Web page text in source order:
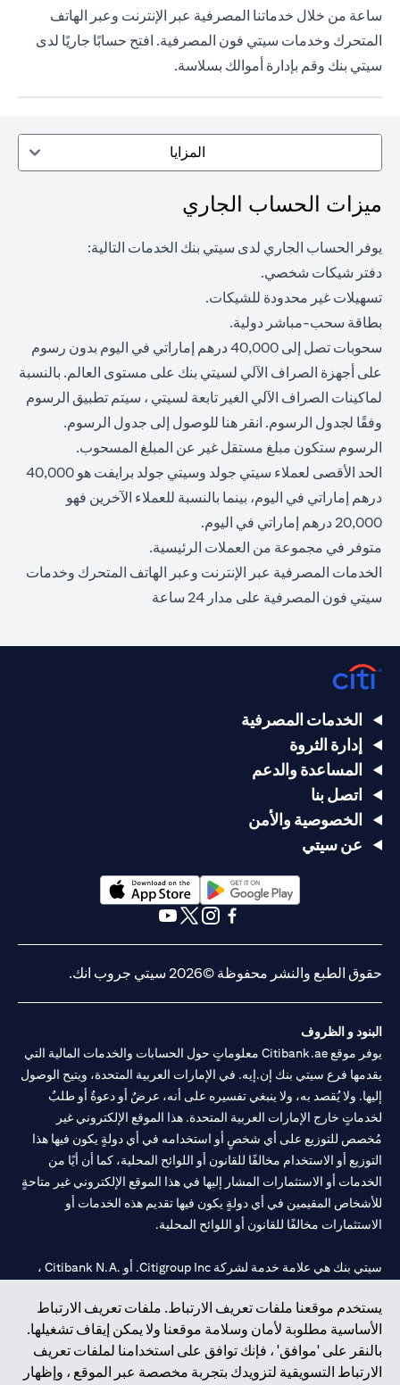
ساعة من خلال خدماتنا المصرفية عبر الإنترنت وعبر الهاتف
المتحرك وخدمات سيتي فون المصرفية. افتح حسابًا جاريًا لدى
سيتي بنك وقم بإدارة أموالك بسلاسة.
المزايا
ميزات الحساب الجاري
يوفر الحساب الجاري لدى سيتي بنك الخدمات التالية:
دفتر شيكات شخصي.
تسهيلات غير محدودة للشيكات.
بطاقة سحب-مباشر دولية.
سحوبات تصل إلى 40,000 درهم إماراتي في اليوم بدون رسوم
على أجهزة الصراف الآلي لسيتي بنك على مستوى العالم. بالنسبة
لماكينات الصراف الآلي الغير تابعة لسيتي ، سيتم تطبيق الرسوم
وفقًا لجدول الرسوم. انقر هنا opens in a new tab
للوصول إلى جدول الرسوم.
الرسوم ستكون مبلغ مستقل غير عن المبلغ المسحوب.
الحد الأقصى لعملاء سيتي جولد وسيتي جولد برايفت هو 40,000
درهم إماراتي في اليوم، بينما بالنسبة للعملاء الآخرين فهو
20,000 درهم إماراتي في اليوم.
متوفر في مجموعة من العملات الرئيسية.
الخدمات المصرفية عبر الإنترنت وعبر الهاتف المتحرك وخدمات
سيتي فون المصرفية على مدار 24 ساعة
يستخدم موقعنا ملفات تعريف الارتباط. ملفات تعريف الارتباط
الأساسية مطلوبة لأمان وسلامة موقعنا ولا يمكن إيقاف تشغيلها.
بالنقر على 'موافق' ، فإنك توافق على استخدامنا لملفات تعريف
الارتباط التسويقية لتزويدك بتجربة مخصصة عبر الموقع ، وإظهار
الخدمات المصرفية
إدارة الثروة
المساعدة والدعم
اتصل بنا
الخصوصية والأمن
عن سيتي
opens in a new tab
opens in a new tab
حقوق الطبع والنشر محفوظة ©2026 سيتي جروب انك.
البنود و الظروف
يوفر موقع Citibank.ae معلوماتٍ حول الحسابات والخدمات المالية التي
يقدمها فرع سيتي بنك إن.إيه. في الإمارات العربية المتحدة، ويتيح الوصول
إليها. ولا يُقصد به، ولا ينبغي تفسيره على أنه، عرضٌ أو دعوةٌ أو طلبٌ
لخدماتٍ خارج الإمارات العربية المتحدة. هذا الموقع الإلكتروني غير
مُخصص للتوزيع على أي شخصٍ أو استخدامه في أي دولةٍ يكون فيها هذا
التوزيع أو الاستخدام مخالفًا للقانون أو اللوائح المحلية، كما أن أيًا من
الخدمات أو الاستثمارات المشار إليها في هذا الموقع الإلكتروني غير متاحةٍ
للأشخاص المقيمين في أي دولةٍ يكون فيها تقديم هذه الخدمات أو
الاستثمارات مخالفًا للقانون أو اللوائح المحلية.
سيتي بنك هي علامة خدمة لشركة Citigroup Inc. أو .Citibank N.A ،
سيتي بنك إن. إيه. الإمارات مسجل لدى مصرف الإمارات المركزي تحت
أرقام التراخيص 202563 لفرع الوصل في دبي، 531989 لفرع مول
الإمارات في دبي، و CN-1002019 لفرع أبوظبي. هاتف: 4000 311 04.